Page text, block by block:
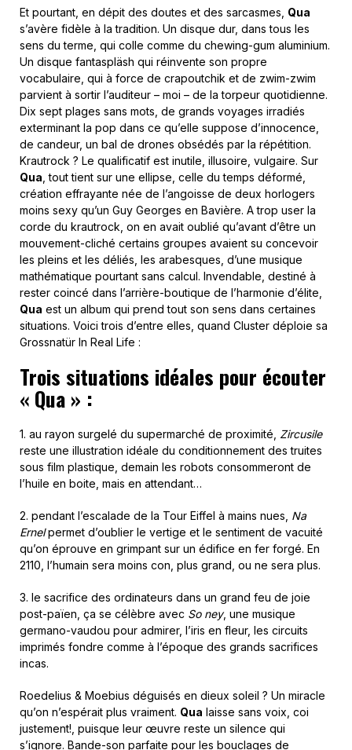
Et pourtant, en dépit des doutes et des sarcasmes, Qua
s’avère fidèle à la tradition. Un disque dur, dans tous les
sens du terme, qui colle comme du chewing-gum aluminium.
Un disque fantaspläsh qui réinvente son propre
vocabulaire, qui à force de crapoutchik et de zwim-zwim
parvient à sortir l’auditeur – moi – de la torpeur quotidienne.
Dix sept plages sans mots, de grands voyages irradiés
exterminant la pop dans ce qu’elle suppose d’innocence,
de candeur, un bal de drones obsédés par la répétition.
Krautrock ? Le qualificatif est inutile, illusoire, vulgaire. Sur
Qua , tout tient sur une ellipse, celle du temps déformé,
création effrayante née de l’angoisse de deux horlogers
moins sexy qu’un Guy Georges en Bavière. A trop user la
corde du krautrock, on en avait oublié qu’avant d’être un
mouvement-cliché certains groupes avaient su concevoir
les pleins et les déliés, les arabesques, d’une musique
mathématique pourtant sans calcul. Invendable, destiné à
rester coincé dans l’arrière-boutique de l’harmonie d’élite,
Qua est un album qui prend tout son sens dans certaines
situations. Voici trois d’entre elles, quand Cluster déploie sa
Grossnatür In Real Life :
Trois situations idéales pour écouter
« Qua » :
1. au rayon surgelé du supermarché de proximité, Zircusile
reste une illustration idéale du conditionnement des truites
sous film plastique, demain les robots consommeront de
l’huile en boite, mais en attendant…
2. pendant l’escalade de la Tour Eiffel à mains nues, Na
Ernelpermet d’oublier le vertige et le sentiment de vacuité
qu’on éprouve en grimpant sur un édifice en fer forgé. En
2110, l’humain sera moins con, plus grand, ou ne sera plus.
3. le sacrifice des ordinateurs dans un grand feu de joie
post-païen, ça se célèbre avec So ney, une musique
germano-vaudou pour admirer, l’iris en fleur, les circuits
imprimés fondre comme à l’époque des grands sacrifices
incas.
Roedelius & Moebius déguisés en dieux soleil ? Un miracle
qu’on n’espérait plus vraiment. Qua laisse sans voix, coi
justement!, puisque leur œuvre reste un silence qui
s’ignore. Bande-son parfaite pour les bouclages de